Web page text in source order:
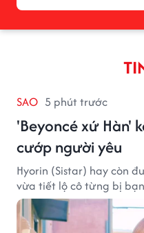
SAO 5 phút trước
'Beyoncé xứ Hàn'
cướp người yêu
Hyorin (Sistar) hay còn
vừa tiết lộ cô từng bị